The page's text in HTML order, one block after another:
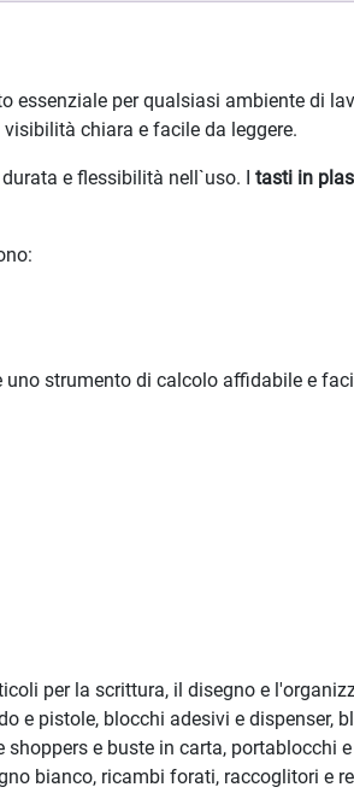
essenziale per qualsiasi ambiente di
chiara e facile da leggere.
e flessibilità nell`uso. I tasti in
uno strumento di calcolo affidabile e
per la scrittura, il disegno e
e pistole, blocchi adesivi e dispenser,
e buste in carta, portablocchi
bianco, ricambi forati, raccoglitori e